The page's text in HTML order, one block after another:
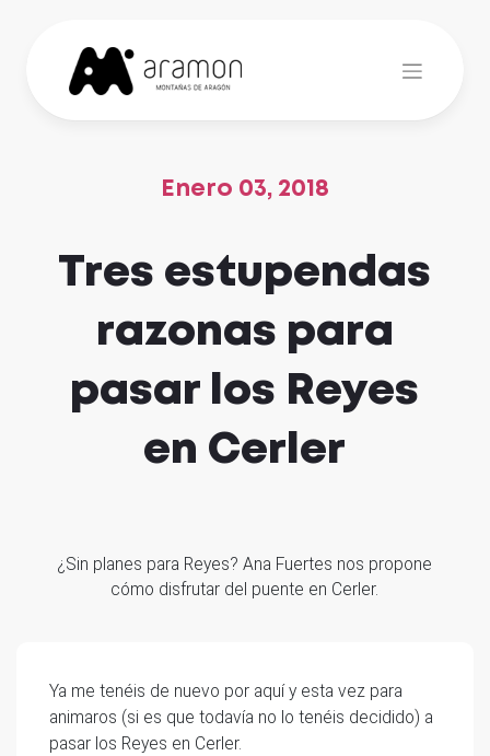
Enero 03, 2018
Tres estupendas
razonas para
pasar los Reyes
en Cerler
¿Sin planes para Reyes? Ana Fuertes nos propone
cómo disfrutar del puente en Cerler.
Ya me tenéis de nuevo por aquí y esta vez para
animaros (si es que todavía no lo tenéis decidido) a
pasar los Reyes en Cerler.